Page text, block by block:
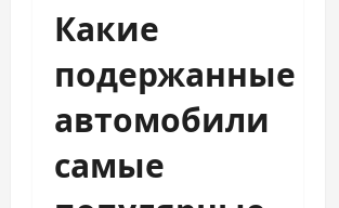
Какие
подержанные
автомобили
самые